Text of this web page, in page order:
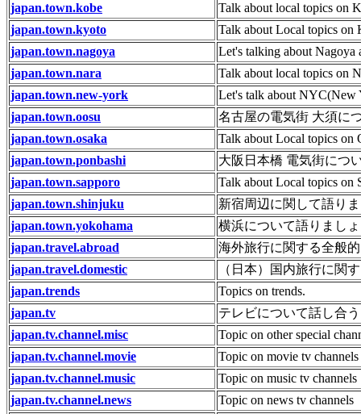
japan.town.kobe
Talk about local topics on
japan.town.kyoto
Talk about Local topics on
japan.town.nagoya
Let's talking about Nagoya
japan.town.nara
Talk about local topics on
japan.town.new-york
Let's talk about NYC(New
japan.town.oosu
名古屋の電気街 大須に
japan.town.osaka
Talk about Local topics on
japan.town.ponbashi
大阪日本橋 電気街につ
japan.town.sapporo
Talk about Local topics on
japan.town.shinjuku
新宿周辺に関して語り
japan.town.yokohama
横浜について語りまし
japan.travel.abroad
海外旅行に関する全般
japan.travel.domestic
（日本）国内旅行に関
japan.trends
Topics on trends.
japan.tv
テレビについて話し合う
japan.tv.channel.misc
Topic on other special
japan.tv.channel.movie
Topic on movie tv channels
japan.tv.channel.music
Topic on music tv channels
japan.tv.channel.news
Topic on news tv channels